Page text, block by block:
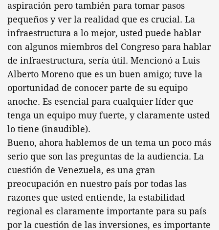
aspiración pero también para tomar pasos
pequeños y ver la realidad que es crucial. La
infraestructura a lo mejor, usted puede hablar
con algunos miembros del Congreso para hablar
de infraestructura, sería útil. Mencionó a Luis
Alberto Moreno que es un buen amigo; tuve la
oportunidad de conocer parte de su equipo
anoche. Es esencial para cualquier líder que
tenga un equipo muy fuerte, y claramente usted
lo tiene (inaudible).
Bueno, ahora hablemos de un tema un poco más
serio que son las preguntas de la audiencia. La
cuestión de Venezuela, es una gran
preocupación en nuestro país por todas las
razones que usted entiende, la estabilidad
regional es claramente importante para su país
por la cuestión de las inversiones, es importante